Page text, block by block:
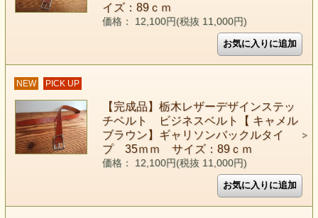
イズ：89ｃｍ
価格： 12,100円(税抜 11,000円)
NEW PICK UP
【完成品】栃木レザーデザインステッ
チベルト ビジネスベルト【 キャメル
ブラウン】ギャリソンバックルタイ
プ 35ｍｍ サイズ：89ｃｍ
価格： 12,100円(税抜 11,000円)